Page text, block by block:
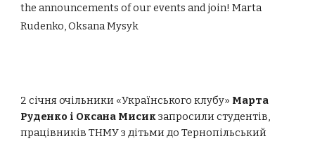
the announcements of our events and join! Marta
Rudenko, Oksana Mysyk
2 січня очільники «Українського клубу» Марта
Руденко і Оксана Мисикзапросили студентів,
працівників ТНМУ з дітьми до Тернопільський